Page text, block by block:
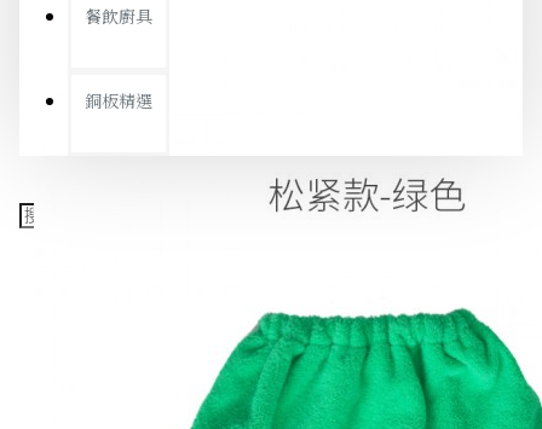
餐飲廚具
銅板精選